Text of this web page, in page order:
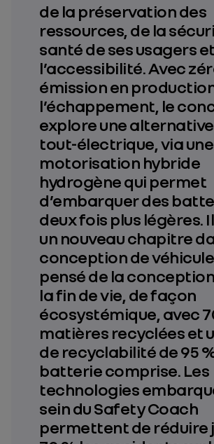
de la préservation des
ressources, de la
santé de ses usagers
l’accessibilité. Avec
émission en
l’échappement, le
explore une
tout-électrique, via une
motorisation hybride
hydrogène qui permet
d’embarquer des
deux fois plus légères.
un nouveau chapitre
conception de
pensé de la conception
la fin de vie, de façon
écosystémique, avec
matières recyclées et
de recyclabilité de 95
batterie comprise. Les
technologies
sein du Safety Coach
permettent de réduire